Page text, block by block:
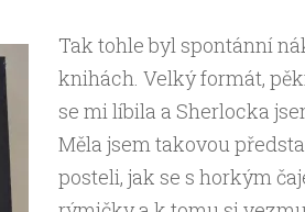
Tak tohle byl spontánní
knihách. Velký formát,
se mi líbila a Sherlocka
Měla jsem takovou
posteli, jak se s horkým